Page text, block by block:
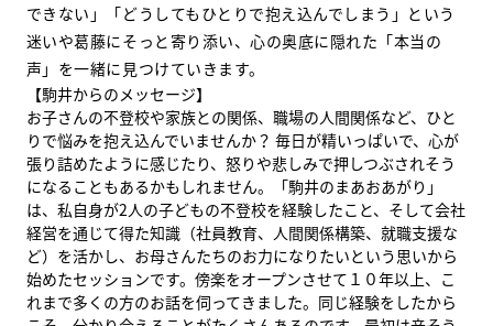
できない」「どうしてもひとりで抱え込んでしまう」という
迷いや葛藤にそっと寄り添い、心の奥底に隠れた「本当の
声」を一緒に見つけていきます。
【駒井からのメッセージ】
お子さんの不登校や家族との関係、職場の人間関係など、ひと
りで悩みを抱え込んでいませんか？ 毎日が精いっぱいで、心が
張り詰めたように感じたり、怒りや悲しみで押しつぶされそう
になることもあるかもしれません。「駒井のまあおあがり」
は、私自身が2人の子どもの不登校を経験したこと、そして会社
経営を通じて得た知識（社員教育、人間関係構築、就職支援な
ど）を活かし、お母さんたちのお力になりたいという思いから
始めたセッションです。 傍楽をオープンさせて１０年以上、こ
れまで多くの方のお話を伺ってきました。同じ経験をしたから